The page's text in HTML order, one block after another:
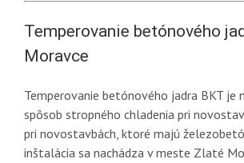
Temperovanie betónového
Moravce
Temperovanie betónového jadra BKT je
spôsob stropného chladenia pri
pri novostavbách, ktoré majú
inštalácia sa nachádza v meste Zlaté